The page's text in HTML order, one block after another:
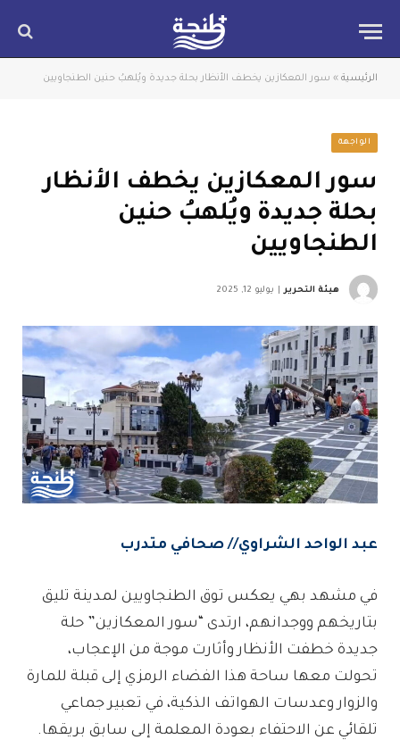
الرئيسية » سور المعكازين يخطف الأنظار بحلة جديدة ويُلهبُ حنين الطنجاويين
الواجهة
سور المعكازين يخطف الأنظار
بحلة جديدة ويُلهبُ حنين
الطنجاويين
هيئة التحرير يوليو 12, 2025
عبد الواحد الشراوي// صحافي متدرب
في مشهد بهي يعكس توق الطنجاويين لمدينة تليق
بتاريخهم ووجدانهم، ارتدى “سور المعكازين” حلة
جديدة خطفت الأنظار وأثارت موجة من الإعجاب،
تحولت معها ساحة هذا الفضاء الرمزي إلى قبلة للمارة
والزوار وعدسات الهواتف الذكية، في تعبير جماعي
تلقائي عن الاحتفاء بعودة المعلمة إلى سابق بريقها.